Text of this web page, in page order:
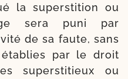
la super­sti­tion ou
sera puni par
de sa faute, sans
par le droit
super­sti­tieux ou